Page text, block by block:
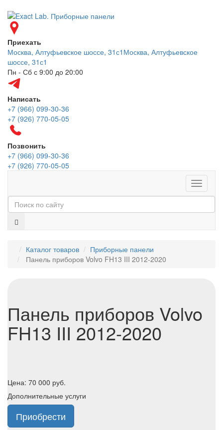
Приехать
Москва, Алтуфьевское шоссе, 31с1 Москва, Алтуфьевское
шоссе, 31с1
Пн - Сб с 9:00 до 20:00
Написать
+7 (966) 099-30-36
+7 (926) 770-05-05
Позвонить
+7 (966) 099-30-36
+7 (926) 770-05-05
Меню
Каталог товаров
Приборные панели
Панель приборов Volvo FH13 III 2012-2020
Панель приборов Volvo
FH13 III 2012-2020
Цена: 70 000 руб.
Дополнительные услуги
Приобрести